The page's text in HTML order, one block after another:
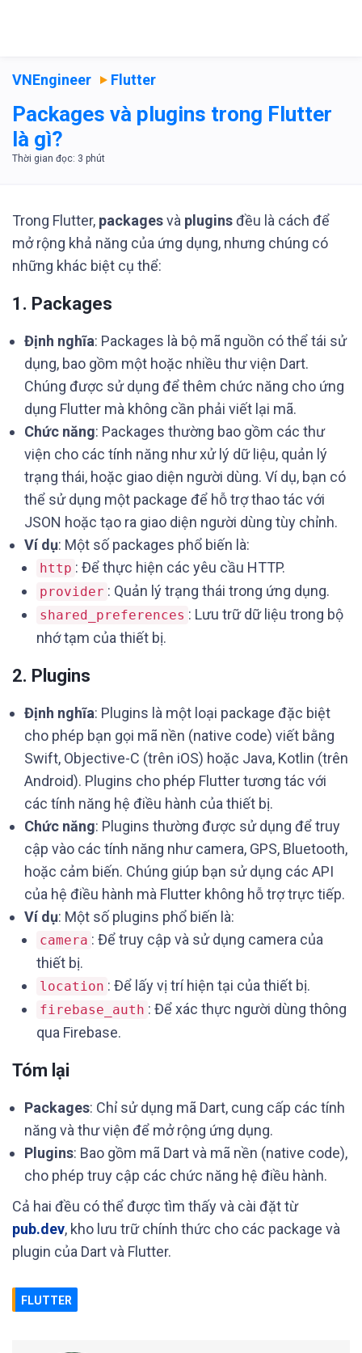
VNEngineer Flutter
Packages và plugins trong Flutter
là gì?
Trong Flutter, packagesvà pluginsđều là cách để
mở rộng khả năng của ứng dụng, nhưng chúng có
những khác biệt cụ thể:
1. Packages
Định nghĩa: Packages là bộ mã nguồn có thể tái sử
dụng, bao gồm một hoặc nhiều thư viện Dart.
Chúng được sử dụng để thêm chức năng cho ứng
dụng Flutter mà không cần phải viết lại mã.
Chức năng: Packages thường bao gồm các thư
viện cho các tính năng như xử lý dữ liệu, quản lý
trạng thái, hoặc giao diện người dùng. Ví dụ, bạn có
thể sử dụng một package để hỗ trợ thao tác với
JSON hoặc tạo ra giao diện người dùng tùy chỉnh.
Ví dụ: Một số packages phổ biến là:
http : Để thực hiện các yêu cầu HTTP.
provider : Quản lý trạng thái trong ứng dụng.
shared_preferences : Lưu trữ dữ liệu trong bộ
nhớ tạm của thiết bị.
2. Plugins
Định nghĩa: Plugins là một loại package đặc biệt
cho phép bạn gọi mã nền (native code) viết bằng
Swift, Objective-C (trên iOS) hoặc Java, Kotlin (trên
Android). Plugins cho phép Flutter tương tác với
các tính năng hệ điều hành của thiết bị.
Chức năng: Plugins thường được sử dụng để truy
cập vào các tính năng như camera, GPS, Bluetooth,
hoặc cảm biến. Chúng giúp bạn sử dụng các API
của hệ điều hành mà Flutter không hỗ trợ trực tiếp.
Ví dụ: Một số plugins phổ biến là:
camera : Để truy cập và sử dụng camera của
thiết bị.
location : Để lấy vị trí hiện tại của thiết bị.
firebase_auth : Để xác thực người dùng thông
qua Firebase.
Tóm lại
Packages: Chỉ sử dụng mã Dart, cung cấp các tính
năng và thư viện để mở rộng ứng dụng.
Plugins: Bao gồm mã Dart và mã nền (native code),
cho phép truy cập các chức năng hệ điều hành.
Cả hai đều có thể được tìm thấy và cài đặt từ
pub.dev, kho lưu trữ chính thức cho các package và
plugin của Dart và Flutter.
FLUTTER